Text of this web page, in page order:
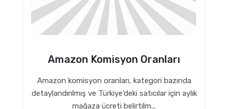
Amazon Komisyon Oranları
Amazon komisyon oranları, kategori bazında
detaylandırılmış ve Türkiye'deki satıcılar için aylık
mağaza ücreti belirtilm...